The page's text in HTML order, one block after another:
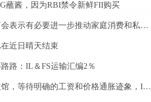
蘸酱，因为RBI禁令新鲜FII购买
印度工业商会表示有必要进一步推动家庭消费和私人投资
近日晴天结束
路：IL＆FS运输汇编2％
不要徒步旅馆，等待明确的工资和价格通胀迹象，IMF告诉喂养